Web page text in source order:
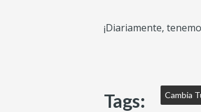
¡Diariamente,
Tags: Cambia